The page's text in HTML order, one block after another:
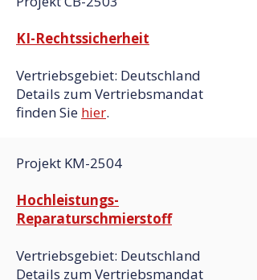
KI-Rechtssicherheit
Vertriebsgebiet: Deutschland
Details zum Vertriebsmandat
finden Sie hier.
Projekt KM-2504
Hochleistungs-
Reparaturschmierstoff
Vertriebsgebiet: Deutschland
Details zum Vertriebsmandat